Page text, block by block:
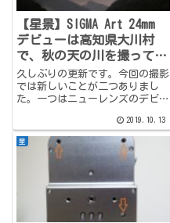
【星景】SIGMA Art 24mm
デビューは高知県大川村
で、秋の天の川を撮ってき
ました。
久しぶりの更新です。今回の撮影
では新しいことが二つありまし
た。一つはニューレンズのデビュ
欲しいと書きましたが、実はその
翌日にはamazonでポチってまし
た。もう一つはEOS_Rの星景デビ
ュー。前々からEOS_R...
2019.10.13
星